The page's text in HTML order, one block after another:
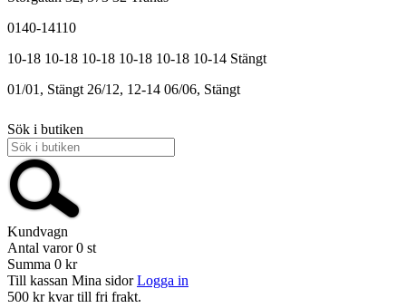
0140-14110
10-18 10-18 10-18 10-18 10-18 10-14 Stängt
01/01, Stängt 26/12, 12-14 06/06, Stängt
Sök i butiken
Kundvagn
Antal varor 0 st
Summa 0 kr
Till kassan Mina sidor Logga in
500 kr kvar till fri frakt.